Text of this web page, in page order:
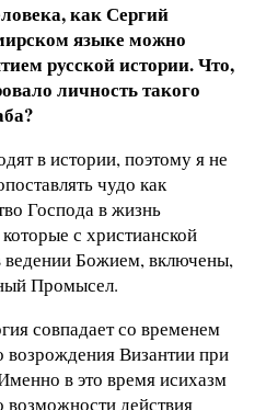
как Сергий
языке можно
русской истории. Что,
личность такого
в истории, поэтому я не
чудо как
Господа в жизнь
с христианской
ведении Божием, включены,
Промысел.
совпадает со временем
возрождения Византии при
в это время исихазм
действия